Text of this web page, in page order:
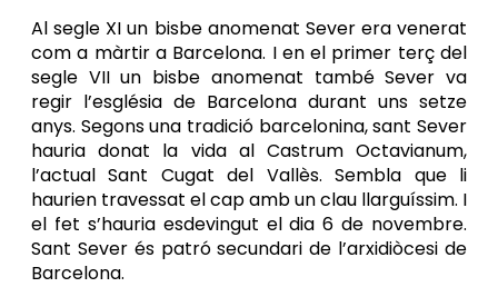
Al segle XI un bisbe anomenat Sever era venerat
com a màrtir a Barcelona. I en el primer terç del
segle VII un bisbe anomenat també Sever va
regir l’església de Barcelona durant uns setze
anys. Segons una tradició barcelonina, sant Sever
hauria donat la vida al Castrum Octavianum,
l’actual Sant Cugat del Vallès. Sembla que li
haurien travessat el cap amb un clau llarguíssim. I
el fet s’hauria esdevingut el dia 6 de novembre.
Sant Sever és patró secundari de l’arxidiòcesi de
Barcelona.